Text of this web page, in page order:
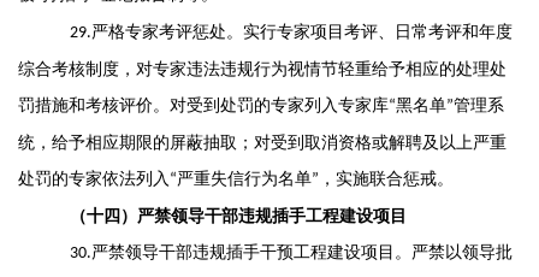
29.严格专家考评惩处。 实行专家项目考评、日常考评和年度
综合考核制度 ， 对专家违法违规行为视情节轻重给予相应的处理处
罚措施和考核评价。 对受到处罚的专家列入专家库“黑名单”管理系
统 ， 给予相应期限的屏蔽抽取；对受到取消资格或解聘及以上严重
处罚的专家依法列入 “严重失信行为名单” ， 实施联合惩戒。
（十四 ）严禁领导干部违规插手工程建设项目
30.严禁领导干部违规插手干预工程建设项目 。 严禁以领导批